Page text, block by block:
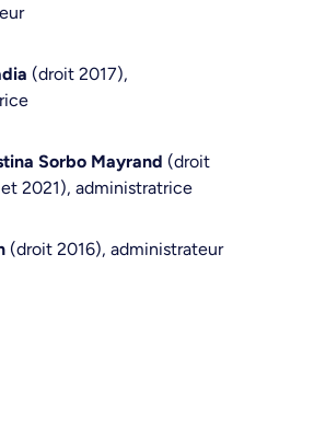
(droit 2017),
Sorbo Mayrand (droit
2021), administratrice
(droit 2016), administrateur